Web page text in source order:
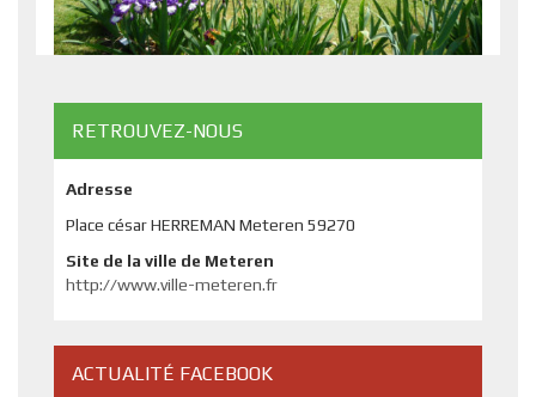
RETROUVEZ-NOUS
Adresse
Place césar HERREMAN Meteren 59270
Site de la ville de Meteren
http://www.ville-meteren.fr
ACTUALITÉ FACEBOOK